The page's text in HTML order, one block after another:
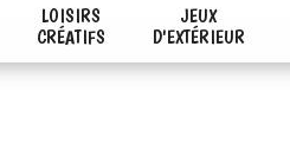
LOISIRS
CRÉATIFS
JEUX
D'EXTÉRIEUR